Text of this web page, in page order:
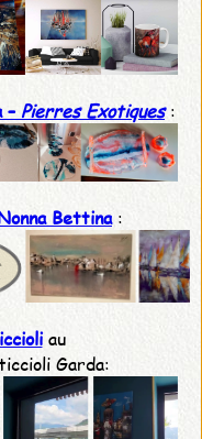
– Pierres Exotiques:
Bettina :
au
Garda: